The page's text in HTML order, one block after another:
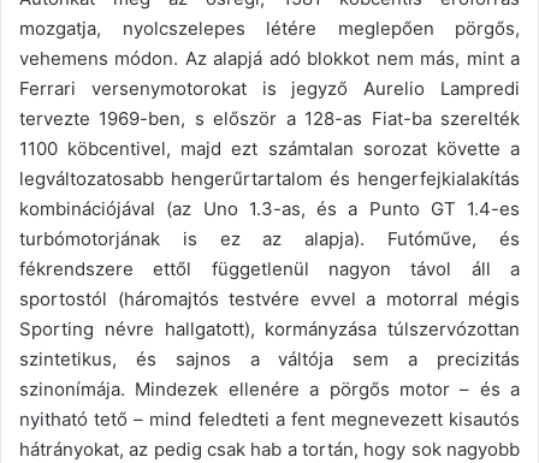
mozgatja, nyolcszelepes létére meglepően pörgős,
vehemens módon. Az alapjá adó blokkot nem más, mint a
Ferrari versenymotorokat is jegyző Aurelio Lampredi
tervezte 1969-ben, s először a 128-as Fiat-ba szerelték
1100 köbcentivel, majd ezt számtalan sorozat követte a
legváltozatosabb hengerűrtartalom és hengerfejkialakítás
kombinációjával (az Uno 1.3-as, és a Punto GT 1.4-es
turbómotorjának is ez az alapja). Futóműve, és
fékrendszere ettől függetlenül nagyon távol áll a
sportostól (háromajtós testvére evvel a motorral mégis
Sporting névre hallgatott), kormányzása túlszervózottan
szintetikus, és sajnos a váltója sem a precizitás
szinonímája. Mindezek ellenére a pörgős motor – és a
nyitható tető – mind feledteti a fent megnevezett kisautós
hátrányokat, az pedig csak hab a tortán, hogy sok nagyobb